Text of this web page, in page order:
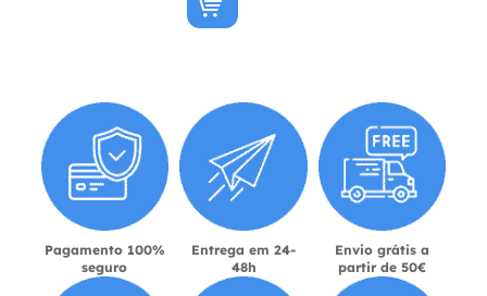
Pagamento 100%
seguro
Entrega em 24-
48h
Envio grátis a
partir de 50€